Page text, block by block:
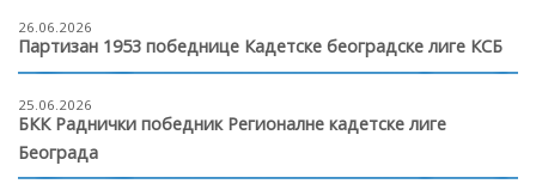
26.06.2026
Партизан 1953 победнице Кадетске београдске лиге КСБ
25.06.2026
БКК Раднички победник Регионалне кадетске лиге
Београда